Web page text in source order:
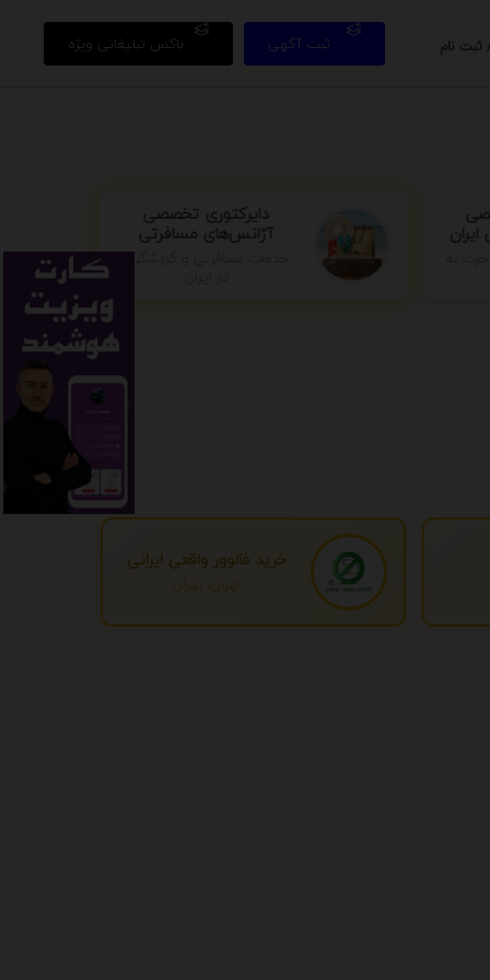
باکس تبلیغاتی ویژه ثبت آگهی نام
دایرکتوری تخصصی
آژانس‌های مسافرتی
خدمات مسافرتی و گردشگری
خرید فالوور واقعی ایرانی
تهران، تهران